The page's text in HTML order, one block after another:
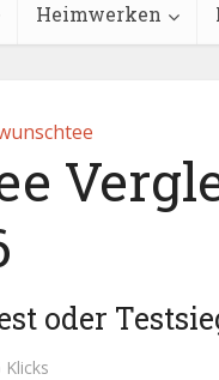
Heimwerken
oder
Klicks